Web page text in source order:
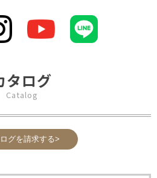
タログ
Catalog
グを請求する>